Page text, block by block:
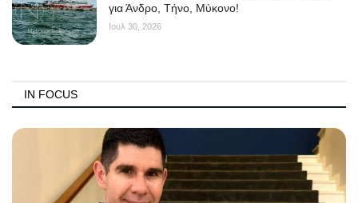
για Άνδρο, Τήνο, Μύκονο!
Ιουλ 30, 2026
IN FOCUS